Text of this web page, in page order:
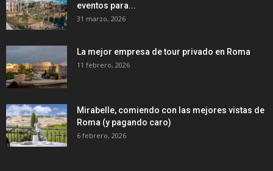
eventos para...
31 marzo, 2026
La mejor empresa de tour privado en Roma
11 febrero, 2026
Mirabelle, comiendo con las mejores vistas de
Roma (y pagando caro)
6 febrero, 2026